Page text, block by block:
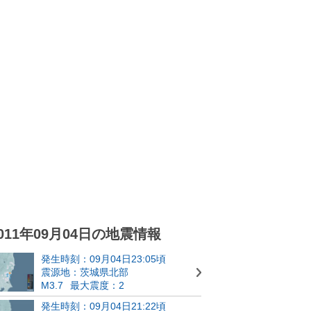
年09月04日の地震情報
発生時刻：09月04日23:05頃
震源地：茨城県北部
M3.7
最大震度：2
発生時刻：09月04日21:22頃